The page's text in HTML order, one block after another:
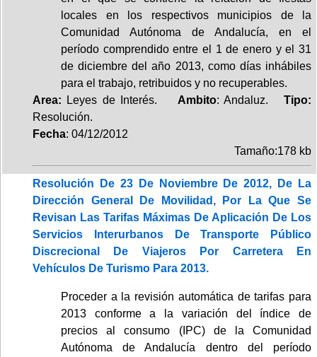
locales en los respectivos municipios de la
Comunidad Autónoma de Andalucía, en el
período comprendido entre el 1 de enero y el 31
de diciembre del año 2013, como días inhábiles
para el trabajo, retribuidos y no recuperables.
Area: Leyes de Interés. Ambito: Andaluz.Tipo:
Resolución.
Fecha: 04/12/2012
Tamaño:178 kb
Resolución De 23 De Noviembre De 2012, De La
Dirección General De Movilidad, Por La Que Se
Revisan Las Tarifas Máximas De Aplicación De Los
Servicios Interurbanos De Transporte Público
Discrecional De Viajeros Por Carretera En
Vehículos De Turismo Para 2013.
Proceder a la revisión automática de tarifas para
2013 conforme a la variación del índice de
precios al consumo (IPC) de la Comunidad
Autónoma de Andalucía dentro del período